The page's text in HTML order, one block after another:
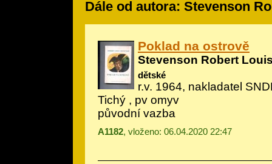
Dále od autora: Stevenson
Poklad na ostrově
Stevenson Robert
dětské
r.v. 1964, nakladatel
Tichý , pv omyv
původní vazba
A1182, vloženo: 06.04.2020 22:47